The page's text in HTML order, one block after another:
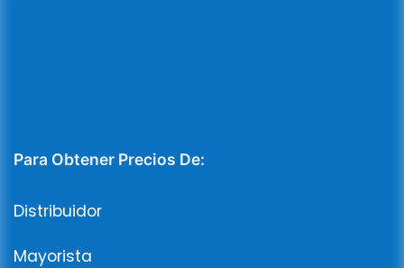
Para Obtener Precios De:
Distribuidor
Mayorista